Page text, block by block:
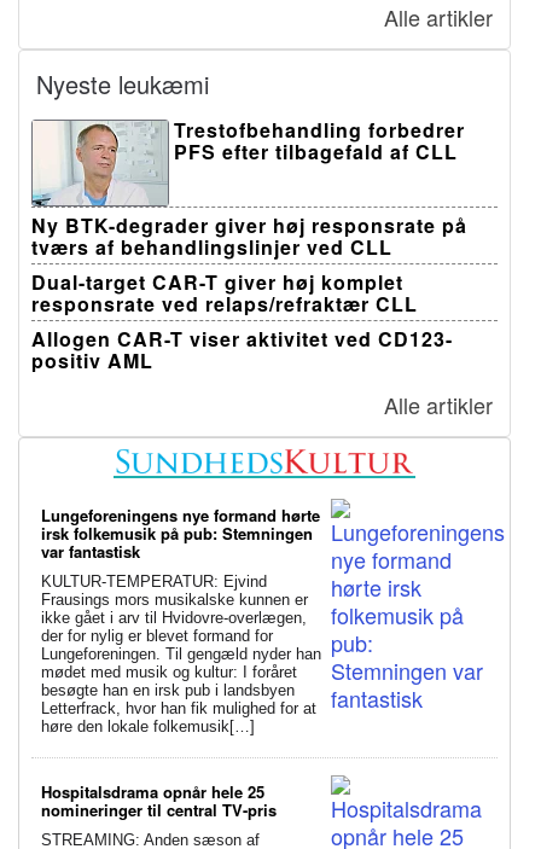
Alle artikler
Nyeste leukæmi
Trestofbehandling forbedrer
PFS efter tilbagefald af CLL
Ny BTK-degrader giver høj responsrate på
tværs af behandlingslinjer ved CLL
Dual-target CAR-T giver høj komplet
responsrate ved relaps/refraktær CLL
Allogen CAR-T viser aktivitet ved CD123-
positiv AML
Alle artikler
Lungeforeningens nye formand hørte
irsk folkemusik på pub: Stemningen
var fantastisk
KULTUR-TEMPERATUR: Ejvind
Frausings mors musikalske kunnen er
ikke gået i arv til Hvidovre-overlægen,
der for nylig er blevet formand for
Lungeforeningen. Til gengæld nyder han
mødet med musik og kultur: I foråret
besøgte han en irsk pub i landsbyen
Letterfrack, hvor han fik mulighed for at
høre den lokale folkemusik[…]
Hospitalsdrama opnår hele 25
nomineringer til central TV-pris
STREAMING: Anden sæson af